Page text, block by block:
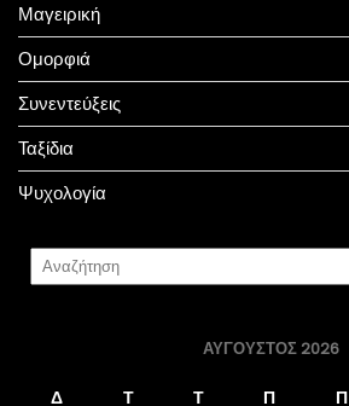
Μαγειρική
Ομορφιά
Συνεντεύξεις
Ταξίδια
Ψυχολογία
ΑΎΓΟΥΣΤΟΣ 2026
Δ Τ Τ Π Π